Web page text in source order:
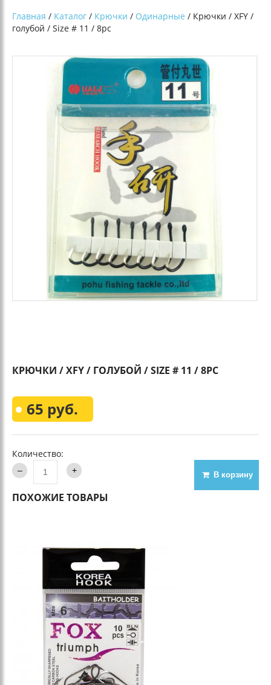
Главная / Каталог / Крючки / Одинарные / Крючки / XFY /
голубой / Size # 11 / 8pc
КРЮЧКИ / XFY / ГОЛУБОЙ / SIZE # 11 / 8PC
65 руб.
Количество:
В корзину
ПОХОЖИЕ ТОВАРЫ